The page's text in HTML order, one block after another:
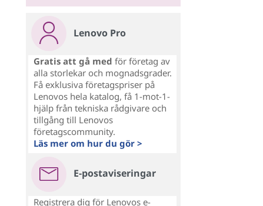
Lenovo Pro
Gratis att gå med för företag av
alla storlekar och mognadsgrader.
Få exklusiva företagspriser på
Lenovos hela katalog, få 1-mot-1-
hjälp från tekniska rådgivare och
tillgång till Lenovos
företagscommunity.
Läs mer om hur du gör >
E-postaviseringar
Registrera dig för Lenovos e-